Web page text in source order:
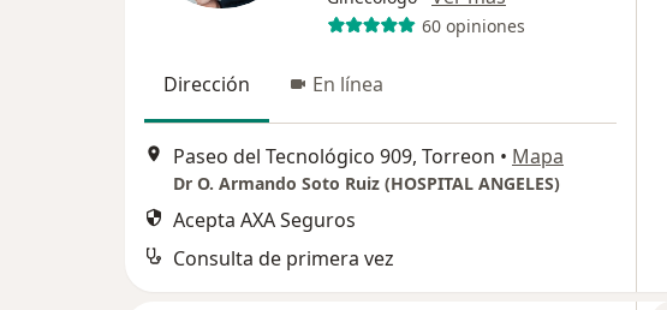
60 opiniones
Dirección En línea
Paseo del Tecnológico 909, Torreon • Mapa
Dr O. Armando Soto Ruiz (HOSPITAL ANGELES)
Acepta AXA Seguros
Consulta de primera vez